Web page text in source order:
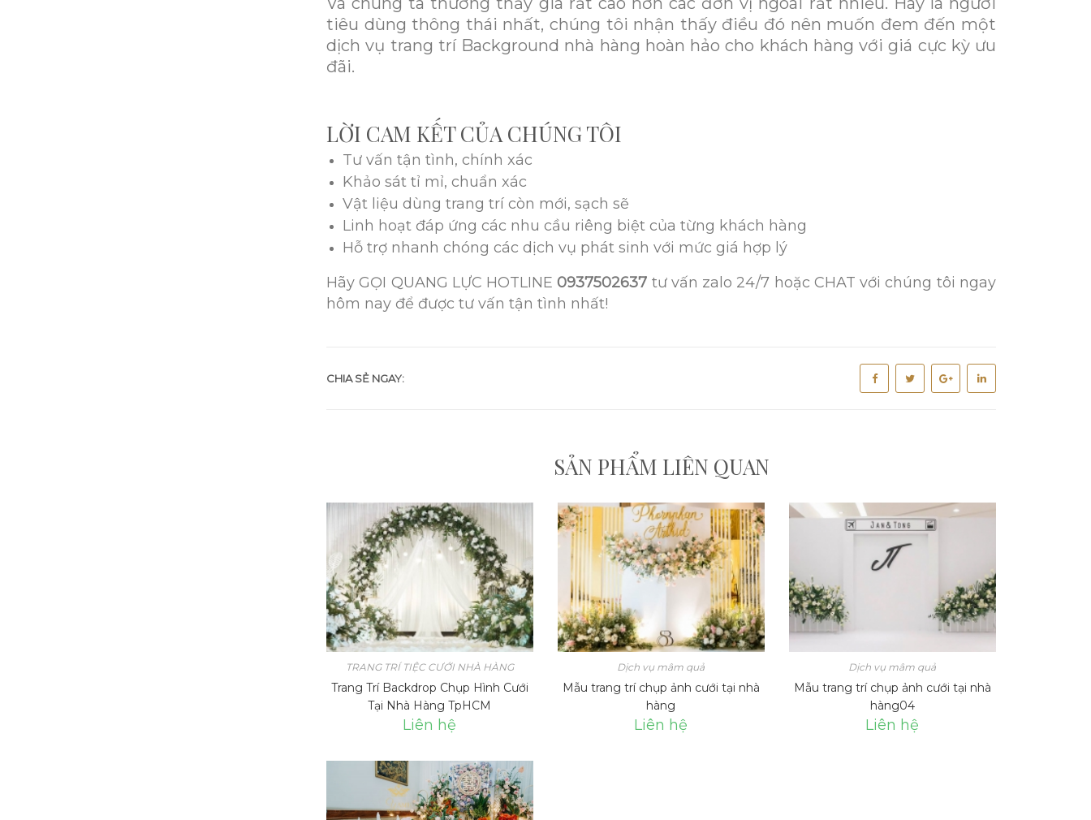
tiêu dùng thông thái nhất, chúng tôi nhận thấy điều đó nên muốn đem đến một
dịch vụ trang trí Background nhà hàng hoàn hảo cho khách hàng với giá cực kỳ ưu
đãi.
LỜI CAM KẾT CỦA CHÚNG TÔI
Tư vấn tận tình, chính xác
Khảo sát tỉ mỉ, chuẩn xác
Vật liệu dùng trang trí còn mới, sạch sẽ
Linh hoạt đáp ứng các nhu cầu riêng biệt của từng khách hàng
Hỗ trợ nhanh chóng các dịch vụ phát sinh với mức giá hợp lý
Hãy GỌI QUANG LỰC HOTLINE0937502637 tư vấn zalo 24/7 hoặc CHAT với chúng tôi ngay
hôm nay để được tư vấn tận tình nhất!
CHIA SẺ NGAY:
SẢN PHẨM LIÊN QUAN
TRANG TRÍ TIỆC CƯỚI NHÀ HÀNG
Trang Trí Backdrop Chụp Hình Cưới
Tại Nhà Hàng TpHCM
Liên hệ
Dịch vụ mâm quả
Mẫu trang trí chụp ảnh cưới tại nhà
hàng
Liên hệ
Dịch vụ mâm quả
Mẫu trang trí chụp ảnh cưới tại nhà
hàng04
Liên hệ